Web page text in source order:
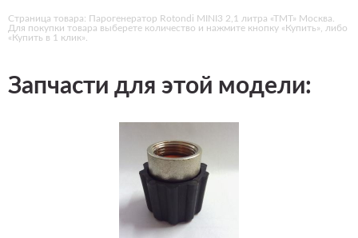
Страница товара: Парогенератор Rotondi MINI3 2,1 литра «ТМТ» Москва.
Для покупки товара выберете количество и нажмите кнопку «Купить», либо
«Купить в 1 клик».
Запчасти для этой модели: